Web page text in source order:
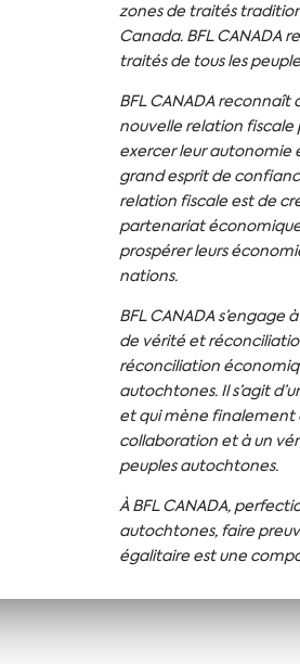
zones de traités
Canada. BFL CANADA
traités de tous les
BFL CANADA
nouvelle relation fiscale
exercer leur autonomie
grand esprit de
relation fiscale est de
partenariat
prospérer leurs
nations.
BFL CANADA s’engage
de vérité et
réconciliation
autochtones. Il s’agit
et qui mène finalement
collaboration et à un
peuples autochtones.
À BFL CANADA,
autochtones, faire
égalitaire est une